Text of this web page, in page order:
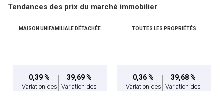
Tendances des prix du marché immobilier
MAISON UNIFAMILIALE DÉTACHÉE
0,39 %
Variation des
39,69 %
Variation des
TOUTES LES PROPRIÉTÉS
0,36 %
Variation des
39,68 %
Variation des